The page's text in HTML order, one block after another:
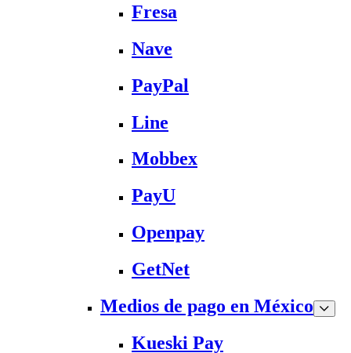
Fresa
Nave
PayPal
Line
Mobbex
PayU
Openpay
GetNet
Medios de pago en México
Kueski Pay